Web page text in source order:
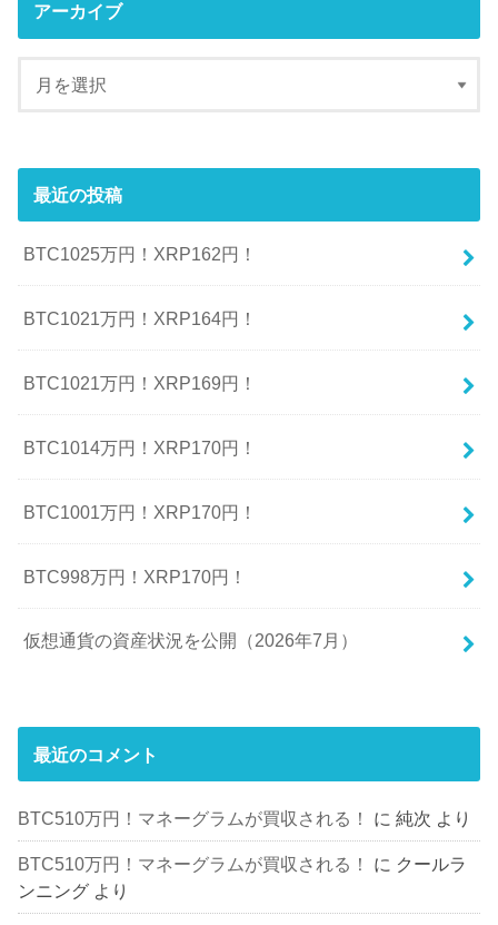
アーカイブ
最近の投稿
BTC1025万円！XRP162円！
BTC1021万円！XRP164円！
BTC1021万円！XRP169円！
BTC1014万円！XRP170円！
BTC1001万円！XRP170円！
BTC998万円！XRP170円！
仮想通貨の資産状況を公開（2026年7月）
最近のコメント
BTC510万円！マネーグラムが買収される！ に純次 より
BTC510万円！マネーグラムが買収される！ に クールラ
ンニング より